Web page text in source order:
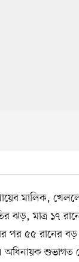
মালিক,
ঝড়, মাত্র ১৭
পর ৫৫ রানের
অধিনায়ক